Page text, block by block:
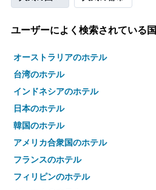
ユーザーによく検索されている国
オーストラリアのホテル
台湾のホテル
インドネシアのホテル
日本のホテル
韓国のホテル
アメリカ合衆国のホテル
フランスのホテル
フィリピンのホテル